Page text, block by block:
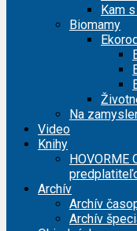
Kam
Biomamy
Na
Video
Knihy
HOVORME
Archív
Archív
Archív